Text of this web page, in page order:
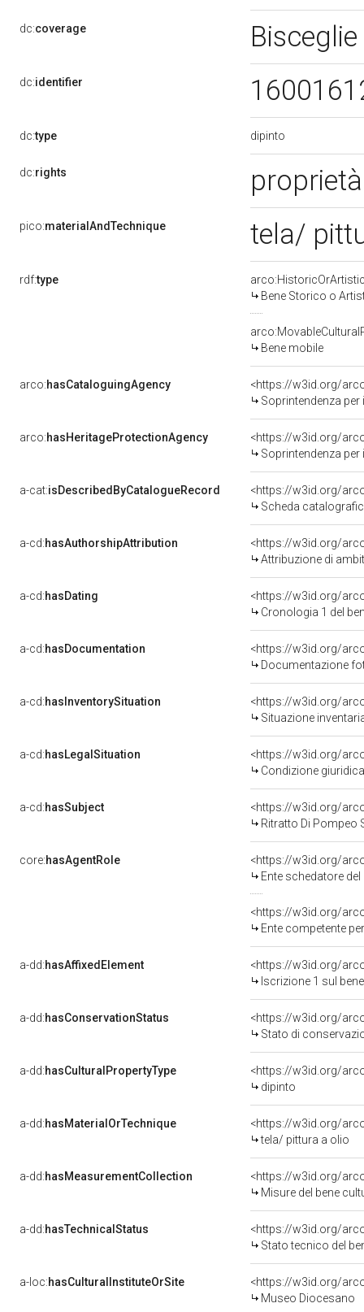
dc:coverage
dc:identifier
dc:type dipinto
dc:rights
pico:materialAndTechnique tela/
rdf:type
Bene Storico o
Bene mobile
arco:hasCataloguingAgency
<https://w3id.org/
Soprintendenza
arco:hasHeritageProtectionAgency
<https://w3id.org/
Soprintendenza
a-cat:isDescribedByCatalogueRecord
<https://w3id.org/
Scheda
a-cd:hasAuthorshipAttribution
<https://w3id.org/
Attribuzione di
a-cd:hasDating
<https://w3id.org/
Cronologia 1 del
a-cd:hasDocumentation
Documentazione
a-cd:hasInventorySituation
<https://w3id.org/
Situazione
a-cd:hasLegalSituation
Condizione
a-cd:hasSubject
<https://w3id.org/
Ritratto Di Pompeo
core:hasAgentRole
<https://w3id.org/
Ente schedatore del
<https://w3id.org/
Ente competente per
a-dd:hasAffixedElement
<https://w3id.org/
Iscrizione 1 sul
a-dd:hasConservationStatus
<https://w3id.org/
Stato di
a-dd:hasCulturalPropertyType
<https://w3id.org/
dipinto
a-dd:hasMaterialOrTechnique
<https://w3id.org/
tela/ pittura a olio
a-dd:hasMeasurementCollection
<https://w3id.org/
Misure del bene
a-dd:hasTechnicalStatus
<https://w3id.org/
Stato tecnico del
a-loc:hasCulturalInstituteOrSite
<https://w3id.org/
Museo Diocesano